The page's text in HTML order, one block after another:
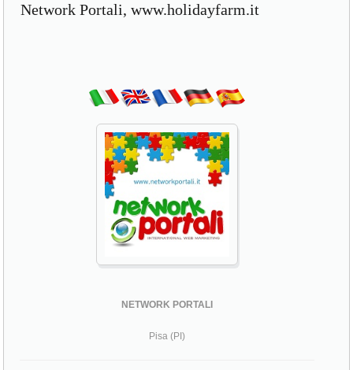
Network Portali, www.holidayfarm.it
NETWORK PORTALI
Pisa (PI)